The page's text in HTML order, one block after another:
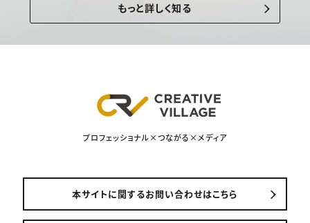
もっと詳しく知る
プロフェッショナル×つながる×メディア
本サイトに関するお問い合わせはこちら